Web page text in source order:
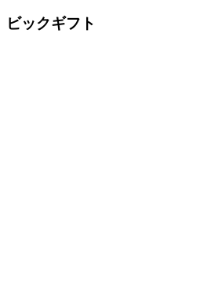
ビックギフト